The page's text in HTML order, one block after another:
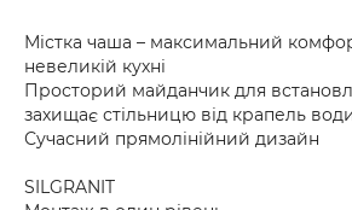
Містка чаша – максимальний
невеликій кухні
Просторий майданчик для
захищає стільницю від крапель
Сучасний прямолінійний дизайн
SILGRANIT